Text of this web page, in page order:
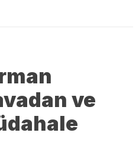
ve